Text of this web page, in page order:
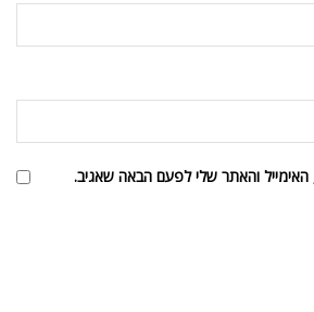
והאתר שלי לפעם הבאה שאגיב.